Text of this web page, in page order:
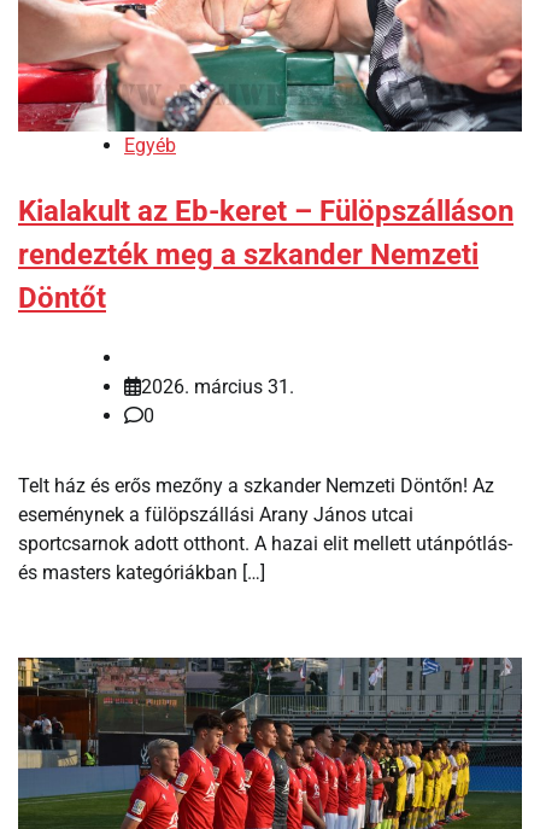
Egyéb
Kialakult az Eb-keret – Fülöpszálláson
rendezték meg a szkander Nemzeti
Döntőt
2026. március 31.
0
Telt ház és erős mezőny a szkander Nemzeti Döntőn! Az
eseménynek a fülöpszállási Arany János utcai
sportcsarnok adott otthont. A hazai elit mellett utánpótlás-
és masters kategóriákban […]